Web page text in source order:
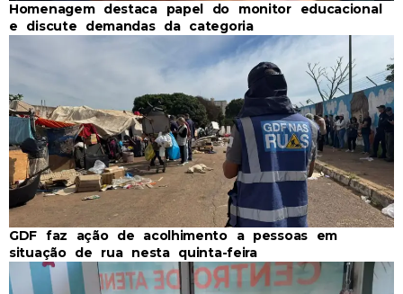
Homenagem destaca papel do monitor educacional
e discute demandas da categoria
GDF faz ação de acolhimento a pessoas em
situação de rua nesta quinta-feira